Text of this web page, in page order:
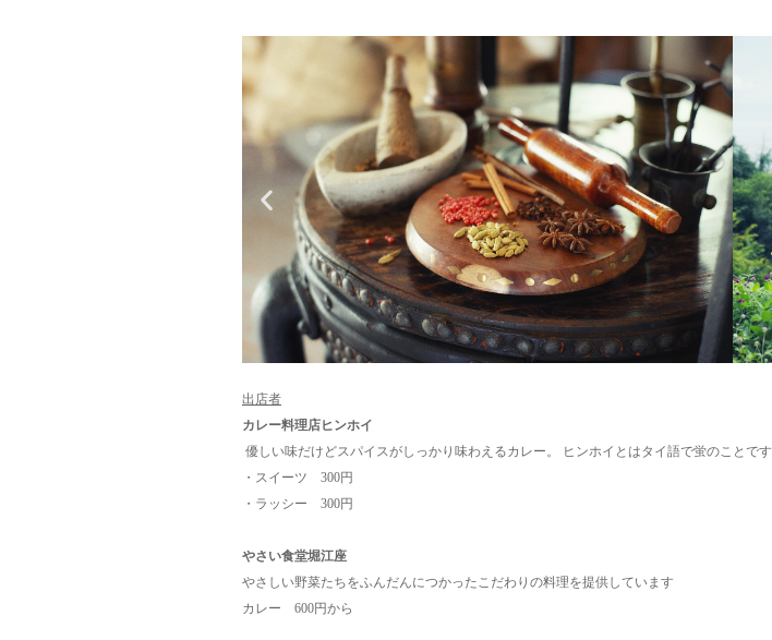
出店者
カレー料理店ヒンホイ
優しい味だけどスパイスがしっかり味わえるカレー。
ヒンホイとはタイ語で蛍のことです
・スイーツ 300円
・ラッシー 300円
やさい食堂堀江座
やさしい野菜たちをふんだんにつかったこだわりの料理を提供しています
カレー 600円から